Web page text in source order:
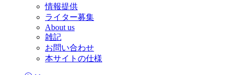
情報提供
ライター募集
About us
雑記
お問い合わせ
本サイトの仕様